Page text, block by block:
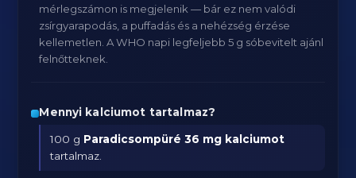
mérlegszámon is megjelenik — bár ez nem valódi
zsírgyarapodás, a puffadás és a nehézség érzése
kellemetlen. A WHO napi legfeljebb 5 g sóbevitelt ajánl
felnőtteknek.
Mennyi kalciumot tartalmaz?
100 g Paradicsompüré 36 mg kalciumot
tartalmaz.